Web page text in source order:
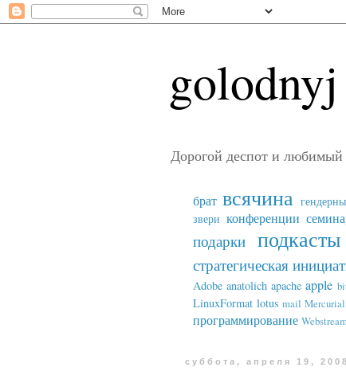
golodnyj
Дорогой деспот и любимый
брат всячина
звери конференции
подарки подкасты
стратегическая
Adobe anatolich apache apple
LinuxFormat lotus mail Mercurial
программирование
суббота, апреля 19, 2008